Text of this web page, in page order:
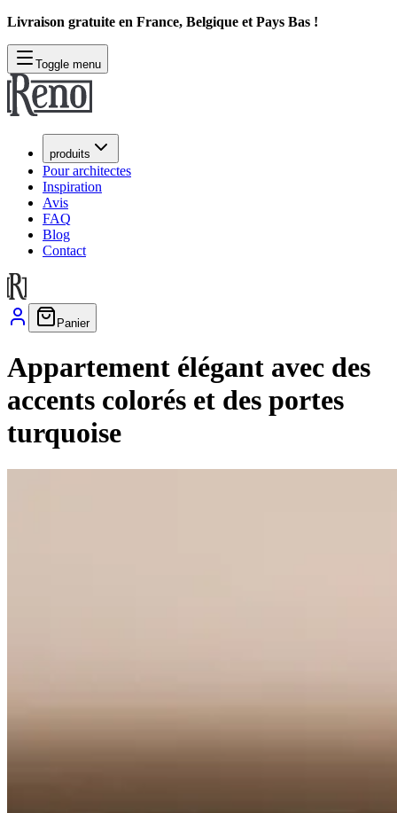
Livraison gratuite en France, Belgique et Pays Bas !
Toggle menu
produits
Pour architectes
Inspiration
Avis
FAQ
Blog
Contact
Panier
Appartement élégant avec des
accents colorés et des portes
turquoise